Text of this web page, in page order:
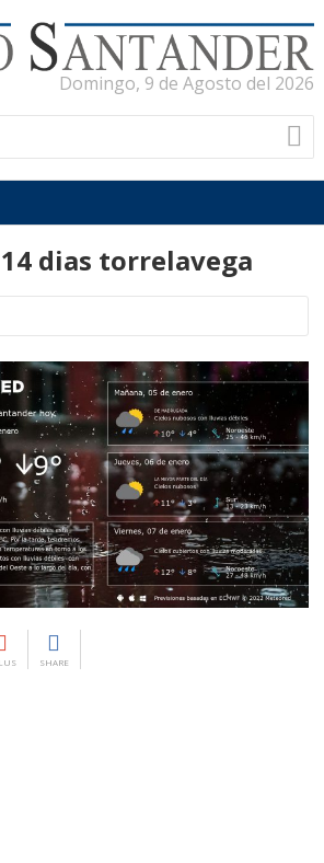
Domingo, 9 de Agosto del 2026
dias torrelavega
SHARE